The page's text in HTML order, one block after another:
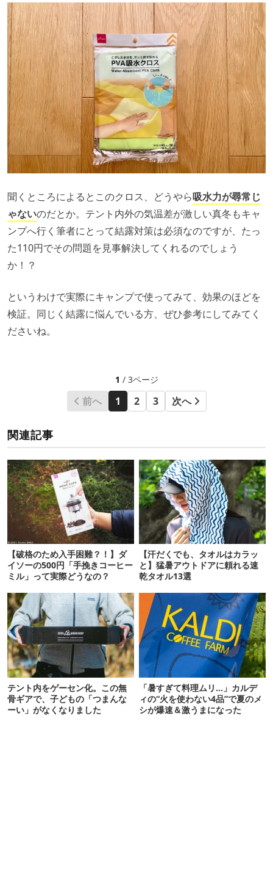
聞くところによるとこのクロス、どうやら吸水力が尋常じ
ゃないのだとか。テント内外の気温差が激しい真冬もキャ
ンプへ行く筆者にとって結露対策は必須なのですが、たっ
た110円でその問題を見事解決してくれるのでしょう
か！？
というわけで実際にキャンプで使ってみて、効果のほどを
検証。同じく結露に悩んでいる方、ぜひ参考にしてみてく
ださいね。
1 / 3ページ
前へ 1 2 3 次へ
関連記事
【破格のため入手困難？！】ダ
イソーの500円「手挽きコーヒー
ミル」って実際どうなの？
【汗だくでも、タオルはカラッ
と】猛暑アウトドアに頼れる速
乾タオル13選
テント内をゲーセン化。この無
骨ギアで、子どもの「つまんな
ーい」がなくなりました
「暑すぎて料理ムリ…」カルデ
ィの“火を使わない4品”で夏のメ
シが爆速＆激うまになった